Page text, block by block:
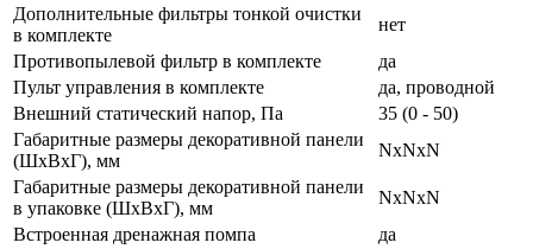
Дополнительные фильтры тонкой очистки
в комплекте
нет
Противопылевой фильтр в комплекте
да
Пульт управления в комплекте
да, проводной
Внешний статический напор, Па
35 (0 - 50)
Габаритные размеры декоративной панели
(ШxВxГ), мм
NxNxN
Габаритные размеры декоративной панели
в упаковке (ШxВxГ), мм
NxNxN
Встроенная дренажная помпа
да